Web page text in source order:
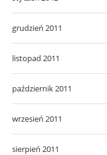
grudzień 2011
listopad 2011
październik 2011
wrzesień 2011
sierpień 2011